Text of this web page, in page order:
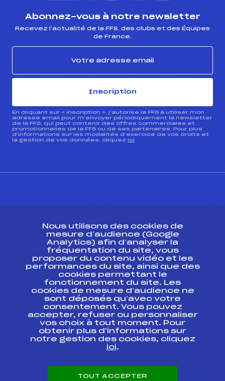
Abonnez-vous à notre newsletter
Recevez l’actualité de la FFS, des clubs et des Équipes
de France.
Inscription
En cliquant sur « inscription », j’autorise la FFS à utiliser mon
adresse email pour m’envoyer périodiquement la newsletter
de la FFS, qui peut contenir des offres commerciales et
promotionnelles de la FFS ou de ses partenaires. Pour plus
d’informations sur les modalités d’exercice de vos droits et
la gestion de vos données, cliquez ici
Ressources
Pass’Neige
Projet sportif fédéral
Projet de performance fédéral
Antidopage
Pôle Développement, Formation, Suivi
Scientifique
Listes ministérielles
Pôle vie de l’athlète
Enseignement professionnel
Nous utilisons des cookies de
mesure d’audience (Google
Analytics) afin d’analyser la
fréquentation du site, vous
proposer du contenu vidéo et les
performances du site, ainsi que des
cookies permettant le
fonctionnement du site. Les
cookies de mesure d’audience ne
sont déposés qu’avec votre
consentement. Vous pouvez
accepter, refuser ou personnaliser
vos choix à tout moment. Pour
obtenir plus d'informations sur
notre gestion des cookies, cliquez
ici.
TOUT ACCEPTER